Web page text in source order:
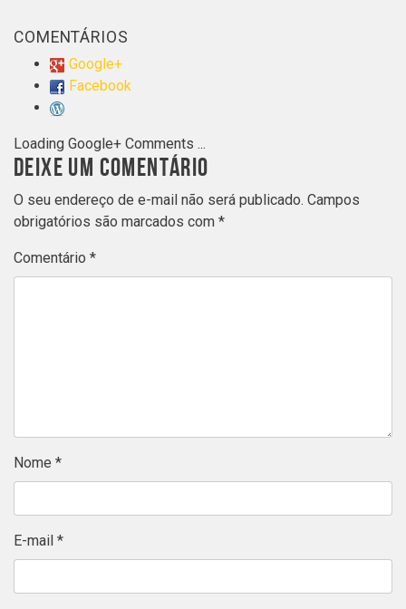
COMENTÁRIOS
Google+
Facebook
Loading Google+ Comments ...
DEIXE UM COMENTÁRIO
O seu endereço de e-mail não será publicado. Campos
obrigatórios são marcados com *
Comentário *
Nome *
E-mail *